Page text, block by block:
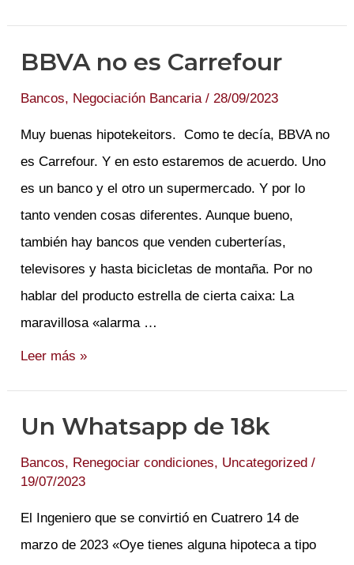
mixtas
BBVA no es Carrefour
Bancos, Negociación Bancaria / 28/09/2023
Muy buenas hipotekeitors. Como te decía, BBVA no
es Carrefour. Y en esto estaremos de acuerdo. Uno
es un banco y el otro un supermercado. Y por lo
tanto venden cosas diferentes. Aunque bueno,
también hay bancos que venden cuberterías,
televisores y hasta bicicletas de montaña. Por no
hablar del producto estrella de cierta caixa: La
maravillosa «alarma …
BBVA
Carrefour
Leer más »
Un Whatsapp de 18k
Bancos, Renegociar condiciones, Uncategorized /
19/07/2023
El Ingeniero que se convirtió en Cuatrero 14 de
marzo de 2023 «Oye tienes alguna hipoteca a tipo